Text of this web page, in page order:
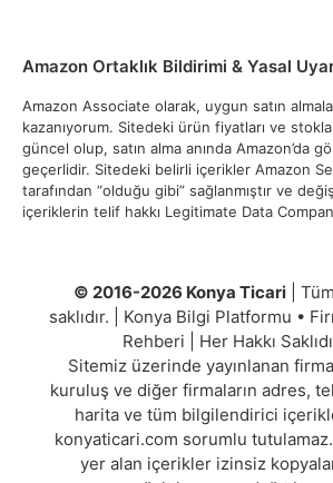
Amazon Ortaklık Bildirimi & Yasal
Amazon Associate olarak, uygun satın
kazanıyorum. Sitedeki ürün fiyatları ve
güncel olup, satın alma anında Amazon’da
geçerlidir. Sitedeki belirli içerikler Amazon
tarafından “olduğu gibi” sağlanmıştır ve
içeriklerin telif hakkı Legitimate Data
© 2016-2026 Konya Ticari |
saklıdır. | Konya Bilgi Platformu •
Rehberi | Her Hakkı
Sitemiz üzerinde yayınlanan
kuruluş ve diğer firmaların adres,
harita ve tüm bilgilendirici
konyaticari.com sorumlu
yer alan içerikler izinsiz